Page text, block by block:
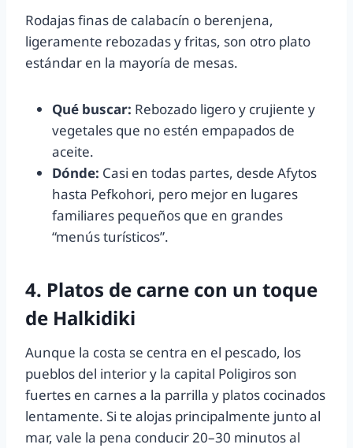
Rodajas finas de calabacín o berenjena,
ligeramente rebozadas y fritas, son otro plato
estándar en la mayoría de mesas.
Qué buscar: Rebozado ligero y crujiente y
vegetales que no estén empapados de
aceite.
Dónde: Casi en todas partes, desde Afytos
hasta Pefkohori, pero mejor en lugares
familiares pequeños que en grandes
“menús turísticos”.
4. Platos de carne con un toque
de Halkidiki
Aunque la costa se centra en el pescado, los
pueblos del interior y la capital Poligiros son
fuertes en carnes a la parrilla y platos cocinados
lentamente. Si te alojas principalmente junto al
mar, vale la pena conducir 20–30 minutos al